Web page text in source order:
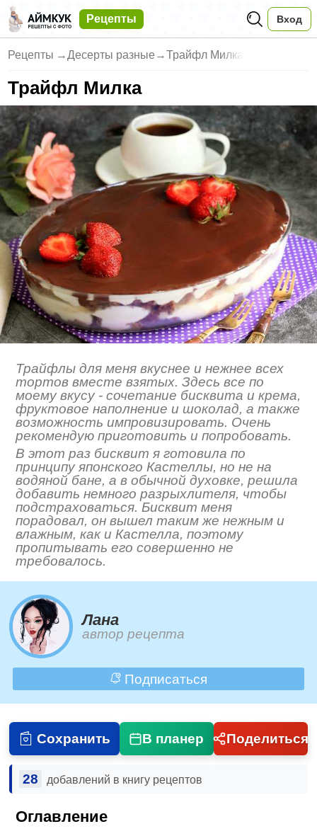
Рецепты Вход
Рецепты →Десерты разные →Трайфл Милка
Трайфл Милка
Трайфлы для меня вкуснее и нежнее всех
тортов вместе взятых. Здесь все по
моему вкусу - сочетание бисквита и крема,
фруктовое наполнение и шоколад, а также
возможность импровизировать. Очень
рекомендую приготовить и попробовать.
В этот раз бисквит я готовила по
принципу японского Кастеллы, но не на
водяной бане, а в обычной духовке, решила
добавить немного разрыхлителя, чтобы
подстраховаться. Бисквит меня
порадовал, он вышел таким же нежным и
влажным, как и Кастелла, поэтому
пропитывать его совершенно не
требовалось.
Лана
автор рецепта
Подписаться
Сохранить В планер Поделиться
28 добавлений в книгу рецептов
Оглавление